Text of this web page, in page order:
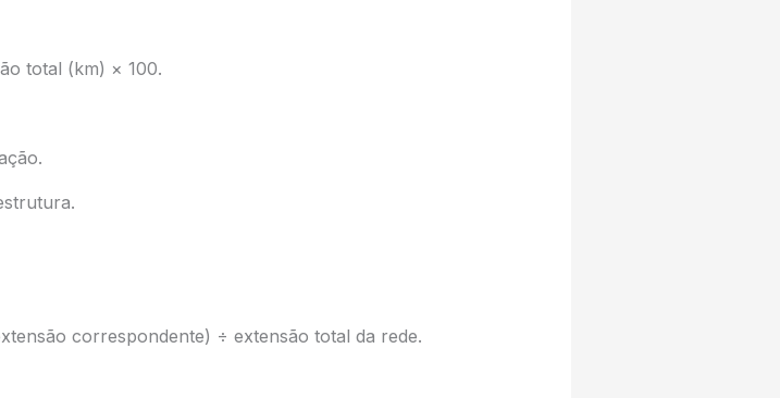
total (km) × 100.
correspondente) ÷ extensão total da rede.